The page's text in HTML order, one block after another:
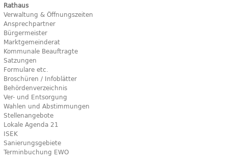
Rathaus
Verwaltung & Öffnungszeiten
Ansprechpartner
Bürgermeister
Marktgemeinderat
Kommunale Beauftragte
Satzungen
Formulare etc.
Broschüren / Infoblätter
Behördenverzeichnis
Ver- und Entsorgung
Wahlen und Abstimmungen
Stellenangebote
Lokale Agenda 21
ISEK
Sanierungsgebiete
Terminbuchung EWO